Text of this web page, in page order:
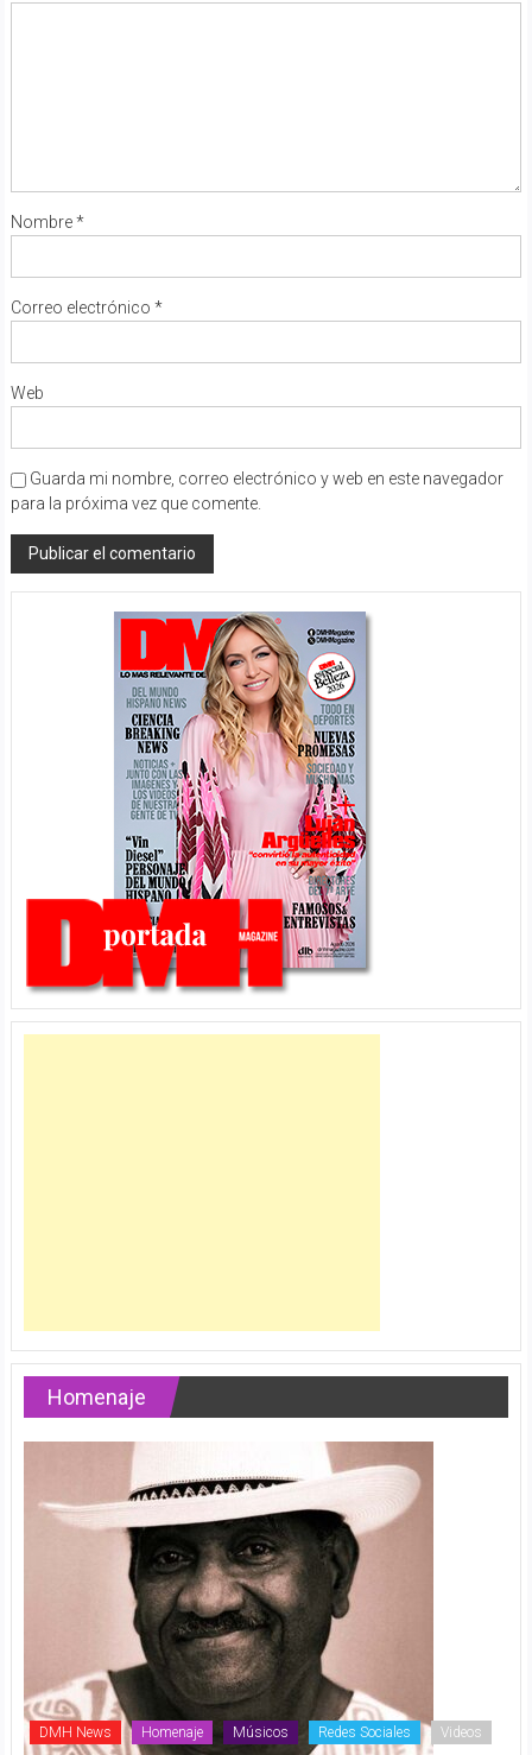
Nombre*
Correo electrónico *
Web
Guarda mi nombre, correo electrónico y web en este navegador
para la próxima vez que comente.
Homenaje
DMH News Homenaje Músicos Redes Sociales Videos